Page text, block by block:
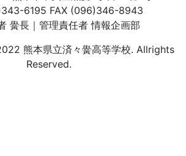
6195 FAX (096)346-8943
黌長｜管理責任者 情報企画部
熊本県立済々黌高等学校. Allrights
Reserved.